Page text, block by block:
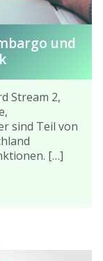
und
Stream 2,
sind Teil von
[…]